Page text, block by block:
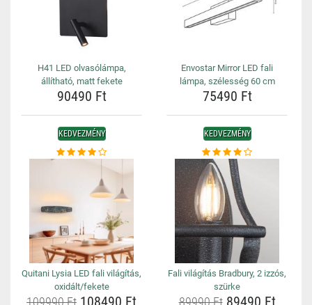
H41 LED olvasólámpa,
állítható, matt fekete
90490 Ft
Envostar Mirror LED fali
lámpa, szélesség 60 cm
75490 Ft
KEDVEZMÉNY
Quitani Lysia LED fali világítás,
oxidált/fekete
109990 Ft 108490 Ft
KEDVEZMÉNY
Fali világítás Bradbury, 2 izzós,
szürke
89990 Ft89490 Ft